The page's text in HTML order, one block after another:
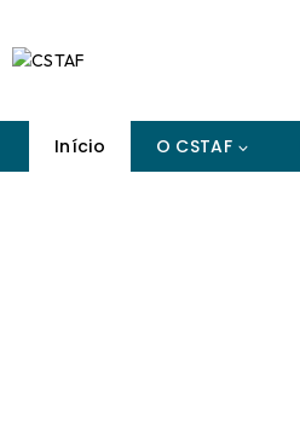
Início O CSTAF